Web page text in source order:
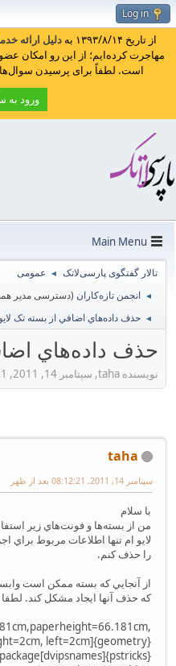
Log in
از تاریخ ۱۳۹۳/۸/۱۴ به دلیل ارائه
مهاجرت کرده‌ایم؛ از این رو امکان
است. لطفاً برای پرسیدن
ورود به
Main Menu
تالار گفتگوی پارسی‌لاتک ◄ عمومی
◄ انجمن تازه‌کاران (دسترسی مدیر
◄ حذف داده‌هاي اضافي از بسته تک لايو
حذف داده‌هاي
نویسنده taha, سپتامبر 14, 2011, 08:12:21 بعد از ظهر
taha
سپتامبر 14, 2011, 08:12:21 بعد از ظهر
با سلام
من از بسته‌ها و فونت‌هاي زير
لايو ام تنها اطلاعات مربوط براي
را حذف کنم.
از آنجايي که بسته ممکن است
که حذف آنها ايجاد مشکل کند. لطفا
‎left=2cm]{geometry}‎\